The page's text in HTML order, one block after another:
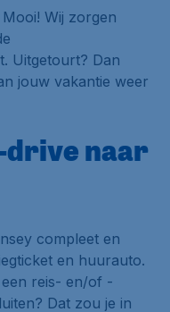
Wij zorgen
Uitgetourt? Dan
jouw vakantie weer
drive naar
compleet en
en huurauto.
een reis- en/of -
Dat zou je in